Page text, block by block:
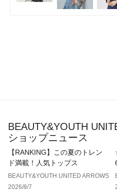
※商品画像は、光の当たり具合
BEAUTY&YOUTH
ショップニュース
【RANKING】この夏のトレン
ド満載！人気トップス
BEAUTY&YOUTH UNITED ARROWS
2026/8/7